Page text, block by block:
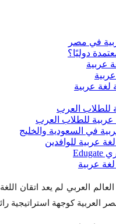
العربي لم يعد اتقان
العربية كوجهة استراتيجية